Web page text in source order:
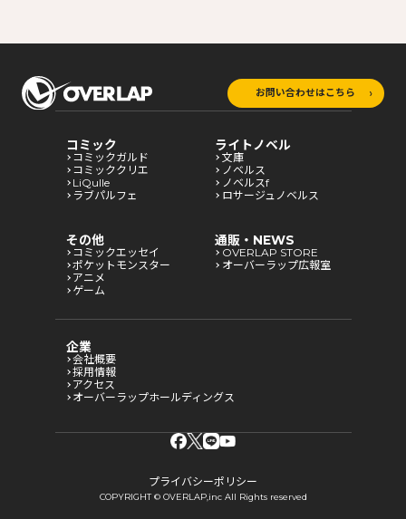
お問い合わせはこちら
コミック
コミックガルド
コミッククリエ
LiQulle
ラブパルフェ
ライトノベル
文庫
ノベルス
ノベルスf
ロサージュノベルス
その他
コミックエッセイ
ポケットモンスター
アニメ
ゲーム
通販・NEWS
OVERLAP STORE
オーバーラップ広報室
企業
会社概要
採用情報
アクセス
オーバーラップホールディングス
プライバシーポリシー
COPYRIGHT © OVERLAP,inc All Rights reserved